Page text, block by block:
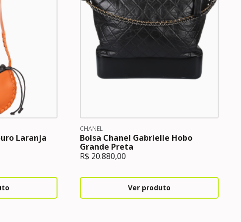
Laranja
CHANEL
Bolsa Chanel Gabrielle Hobo
Grande Preta
R$ 20.880,00
Ver produto